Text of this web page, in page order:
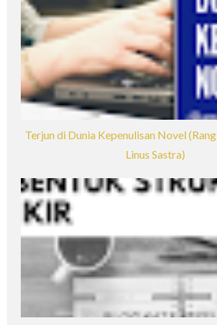
Terjun di Dunia Kepenulisan Novel
Linus Sastra)